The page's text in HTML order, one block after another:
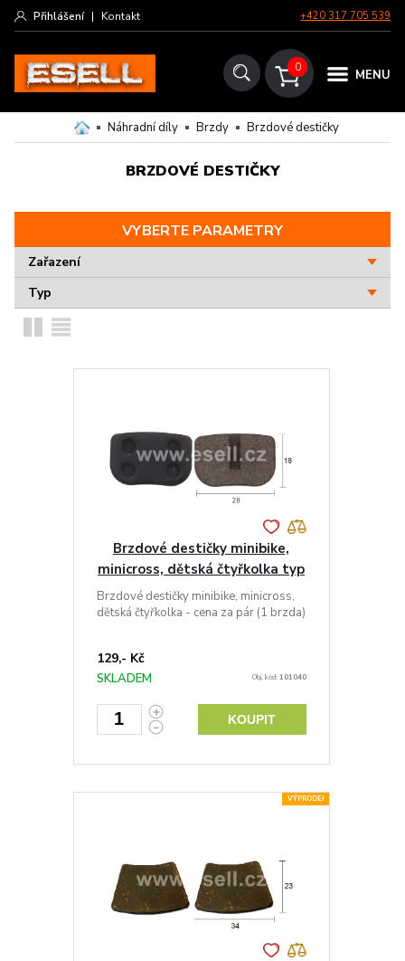
+420 317 705 539
Přihlášení | Kontakt
MENU
0
Náhradní díly Brzdy Brzdové destičky
BRZDOVÉ DESTIČKY
VYBERTE PARAMETRY
Zařazení
Typ
Brzdové destičky minibike,
minicross, dětská čtyřkolka typ
1
Brzdové destičky minibike, minicross,
dětská čtyřkolka - cena za pár (1 brzda)
129,- Kč
SKLADEM Obj. kód:101040
KOUPIT
VÝPRODEJ